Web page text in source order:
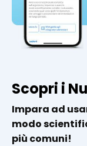
Scopri i
Impara ad
modo
più comuni!